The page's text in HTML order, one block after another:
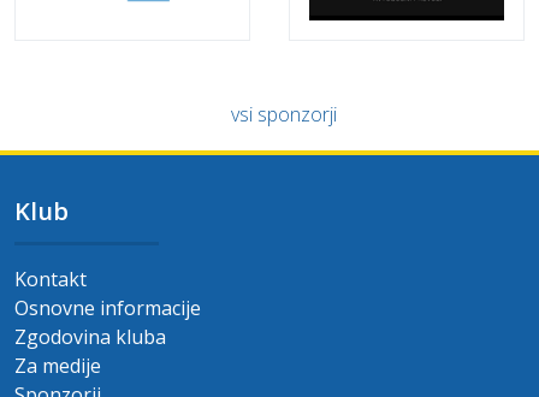
vsi sponzorji
Klub
Kontakt
Osnovne informacije
Zgodovina kluba
Za medije